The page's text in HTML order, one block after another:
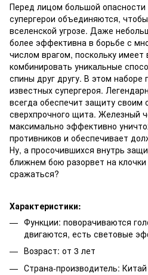
Перед лицом большой
супергерои объединяются,
вселенской угрозе. Даже
более эффективна в борьбе с
числом врагом, поскольку
комбинировать уникальные
спины друг другу. В этом наборе
известных супергероя.
всегда обеспечит защиту
сверхпрочного щита. Железный
максимально эффективно
противников и обеспечивает
Ну, а просочившихся внутрь
ближнем бою разорвет на
сражаться?
Характеристики:
Функции: поворачиваются
двигаются, есть световые
Возраст: от 3 лет
Страна-производитель: Китай